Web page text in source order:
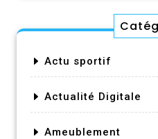
Actu sportif
Actualité Digitale
Ameublement